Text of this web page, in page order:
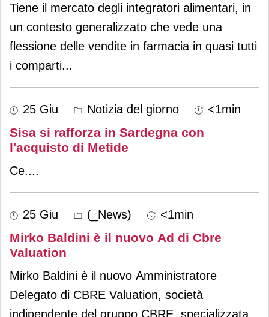
Tiene il mercato degli integratori alimentari, in
un contesto generalizzato che vede una
flessione delle vendite in farmacia in quasi tutti
i comparti...
25 Giu Notizia del giorno <1min
Sisa si rafforza in Sardegna con
l'acquisto di Metide
Ce....
25 Giu (_News) <1min
Mirko Baldini è il nuovo Ad di Cbre
Valuation
Mirko Baldini è il nuovo Amministratore
Delegato di CBRE Valuation, società
indipendente del gruppo CBRE, specializzata